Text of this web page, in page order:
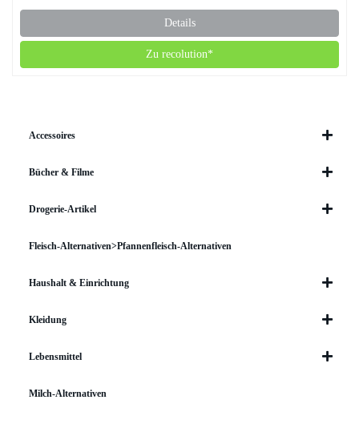
Details
Zu recolution*
Accessoires
Bücher & Filme
Drogerie-Artikel
Fleisch-Alternativen>Pfannenfleisch-Alternativen
Haushalt & Einrichtung
Kleidung
Lebensmittel
Milch-Alternativen